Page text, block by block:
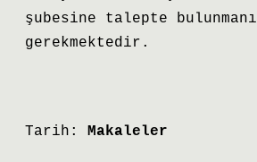
şubesine talepte
gerekmektedir.
Tarih: Makaleler